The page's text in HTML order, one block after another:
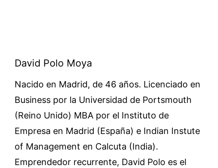
David Polo Moya
Nacido en Madrid, de 46 años. Licenciado en
Business por la Universidad de Portsmouth
(Reino Unido) MBA por el Instituto de
Empresa en Madrid (España) e Indian Instute
of Management en Calcuta (India).
Emprendedor recurrente, David Polo es el